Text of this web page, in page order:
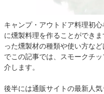
キャンプ・アウトドア料理初
に燻製料理を作ることができ
った燻製材の種類や使い方な
でこの記事では、スモークチ
介します。
後半には通販サイトの最新人